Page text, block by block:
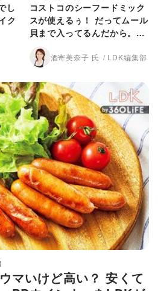
し
ク
コストコのシーフードミック
スが使えるぅ！ だってムール
貝まで入ってるんだから。
【LDK】
酒寄美奈子 氏 LDK編集部
マいけど高い？ 安くて